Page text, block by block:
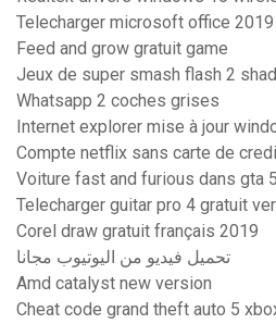
Telecharger microsoft office
Feed and grow gratuit game
Jeux de super smash flash 2
Whatsapp 2 coches grises
Internet explorer mise à jour
Compte netflix sans carte de
Voiture fast and furious dans gta 5
Telecharger guitar pro 4 gratuit
Corel draw gratuit français 2019
تحميل فيديو من اليوتيوب مجانا
Amd catalyst new version
Cheat code grand theft auto 5